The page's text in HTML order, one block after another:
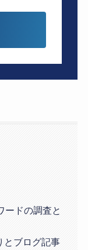
ードの調査と
とブログ記事